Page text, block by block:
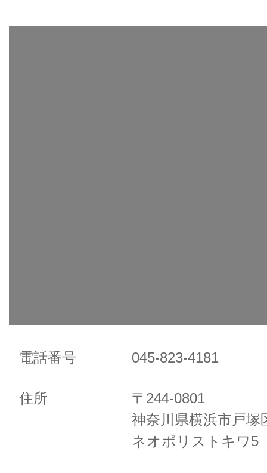
電話番号 045-823-4181
住所
〒244-0801
神奈川県横浜市戸塚
ネオポリストキワ